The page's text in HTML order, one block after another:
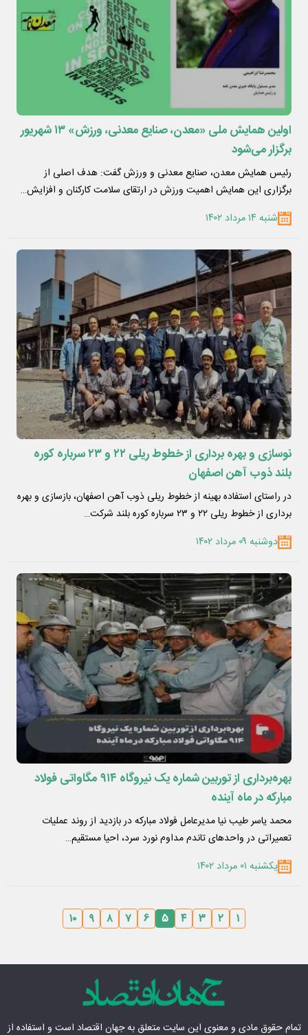
اولین همایش ملی «معدن، صنایع معدنی، ورزش» ۱۳ شهریور
برگزار می‌شود
رئیس همایش معدن، صنایع معدنی و ورزش گفت: هدف اصلی از
برگزاری این همایش اهمیت ورزش در ارتقای سلامت کارکنان و افزایش…
شنبه ۱۴ مرداد ۱۴۰۲
نوسازی و بهره برداری از خطوط ریلی ۲۲ و ۲۳ سرباره کوره
بلند ذوب آهن اصفهان
در راستای استفاده بهینه از خطوط ریلی ذوب آهن اصفهان، بازسازی و بهره
برداری از خطوط ریلی ۲۲ و ۲۳ سرباره کوره بلند شرکت…
دوشنبه ۰۹ مرداد ۱۴۰۲
بهره‌برداری از توربین شماره یک نیروگاه ۹۱۴ مگاواتی فولاد
مبارکه در ماه آینده
محمد یاسر طیب نیا مدیرعامل فولاد مبارکه در بازدید از روند عملیات
تعمیراتی در واحدهای تاندم مداوم نورد سرد، احیا مستقیم…
یکشنبه ۰۱ مرداد ۱۴۰۲
۱ ۲ ۳ ۴ ۵ ۶ ۷ ۸ ۹ ۱۰
تمام حقوق مادی‌ و معنوی این سایت متعلق بهجهان اقتصاد است و استفاده از